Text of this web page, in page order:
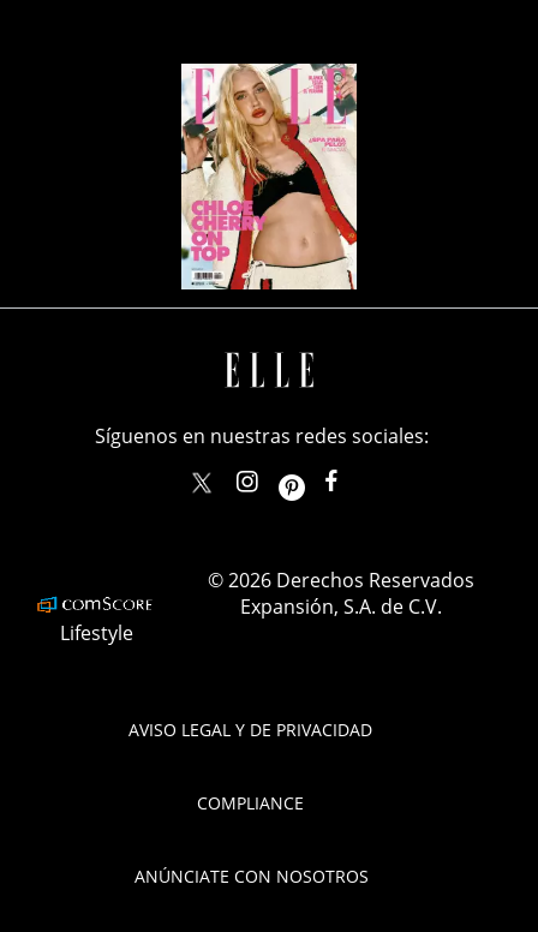
AVISO LEGAL Y DE PRIVACIDAD
COMPLIANCE
ANÚNCIATE CON NOSOTROS
Síguenos en nuestras redes sociales:
elle_mexicoellemexico
Lifestyle
© 2026 Derechos Reservados
Expansión, S.A. de C.V.